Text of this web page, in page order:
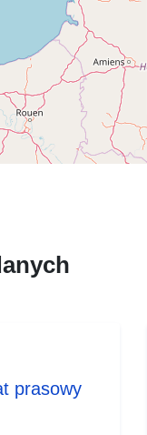
prasowy